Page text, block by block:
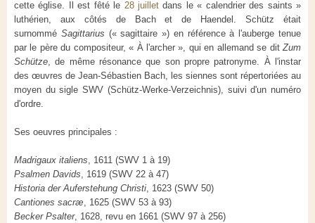
cette église. Il est fêté le 28 juillet dans le « calendrier des saints »
luthérien, aux côtés de Bach et de Haendel. Schütz était
surnommé Sagittarius (« sagittaire ») en référence à l'auberge tenue
par le père du compositeur, « À l'archer », qui en allemand se ditZum
Schütze, de même résonance que son propre patronyme. À l'instar
des œuvres de Jean-Sébastien Bach, les siennes sont répertoriées au
moyen du sigle SWV (Schütz-Werke-Verzeichnis), suivi d'un numéro
d'ordre.
Ses oeuvres principales :
Madrigaux italiens, 1611 (SWV 1 à 19)
Psalmen Davids, 1619 (SWV 22 à 47)
Historia der Auferstehung Christi, 1623 (SWV 50)
Cantiones sacræ, 1625 (SWV 53 à 93)
Becker Psalter, 1628, revu en 1661 (SWV 97 à 256)